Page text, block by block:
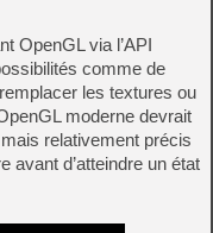
OpenGL via l’API
comme de
les textures ou
moderne devrait
relativement précis
avant d’atteindre un état